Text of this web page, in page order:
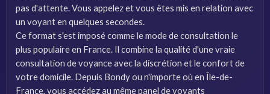
pas d'attente. Vous appelez et vous êtes mis en relation avec
un voyant en quelques secondes.
Ce format s'est imposé comme le mode de consultation le
plus populaire en France. Il combine la qualité d'une vraie
consultation de voyance avec la discrétion et le confort de
votre domicile. Depuis Bondy ou n'importe où en Île-de-
France, vous accédez au même panel de voyants